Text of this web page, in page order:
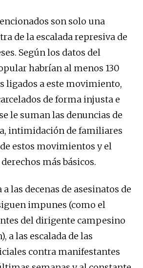
son solo una
de la escalada represiva de
Según los datos del
habrían al menos 130
ligados a este movimiento,
de forma injusta e
le suman las denuncias de
intimidación de familiares
estos movimientos y el
más básicos.
las decenas de asesinatos de
impunes (como el
del dirigente campesino
a las escalada de las
contra manifestantes